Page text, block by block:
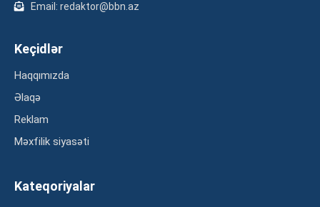
Email: redaktor@bbn.az
Keçidlər
Haqqımızda
Əlaqə
Reklam
Məxfilik siyasəti
Kateqoriyalar